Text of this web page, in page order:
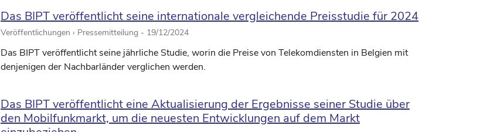
Das BIPT veröffentlicht seine internationale vergleichende Preisstudie für 2024
Veröffentlichungen › Pressemitteilung - 19/12/2024
Das BIPT veröffentlicht seine jährliche Studie, worin die Preise von Telekomdiensten in Belgien mit
denjenigen der Nachbarländer verglichen werden.
Das BIPT veröffentlicht eine Aktualisierung der Ergebnisse seiner Studie über
den Mobilfunkmarkt, um die neuesten Entwicklungen auf dem Markt